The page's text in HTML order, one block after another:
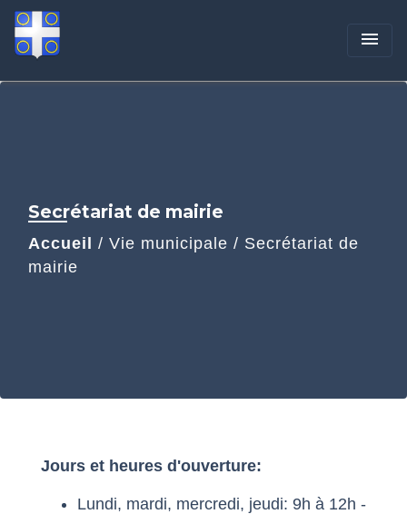
menu
Secrétariat de mairie
Accueil / Vie municipale / Secrétariat de
mairie
Jours et heures d'ouverture:
Lundi, mardi, mercredi, jeudi: 9h à 12h -